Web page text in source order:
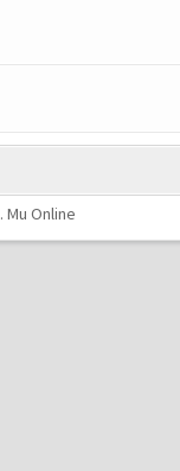
. Mu Online